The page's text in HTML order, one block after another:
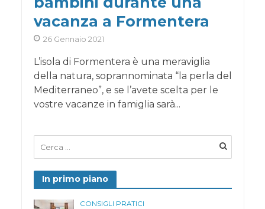
vacanza a Formentera
26 Gennaio 2021
L’isola di Formentera è una meraviglia
della natura, soprannominata “la perla del
Mediterraneo”, e se l’avete scelta per le
vostre vacanze in famiglia sarà...
In primo piano
CONSIGLI PRATICI